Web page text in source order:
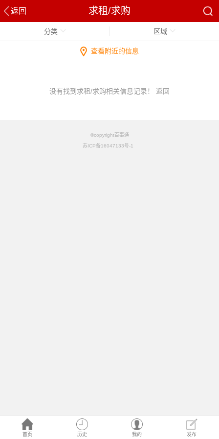
返回 求租/求购
首页 历史 我的 发布
分类 区域
查看附近的信息
没有找到求租/求购相关信息记录！ 返回
©copyright百事通
苏ICP备16047133号-1